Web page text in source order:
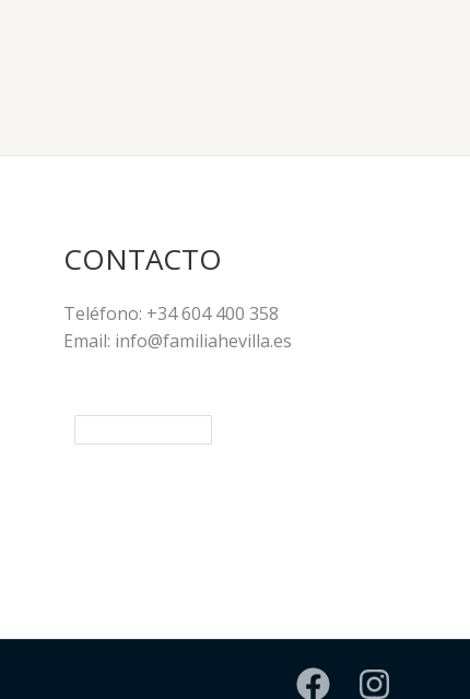
CONTACTO
Teléfono: +34 604 400 358
Email: info@familiahevilla.es